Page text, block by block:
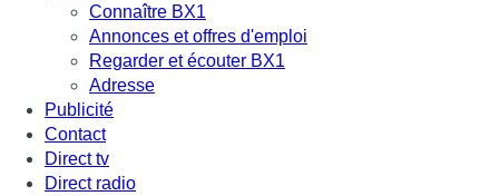
Connaître BX1
Annonces et offres d'emploi
Regarder et écouter BX1
Adresse
Publicité
Contact
Direct tv
Direct radio